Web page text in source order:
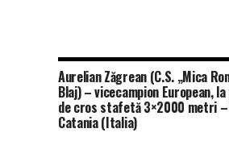
Aurelian Zăgrean (C.S. „Mica
Blaj) – vicecampion European,
de cros stafetă 3×2000 metri –
Catania (Italia)